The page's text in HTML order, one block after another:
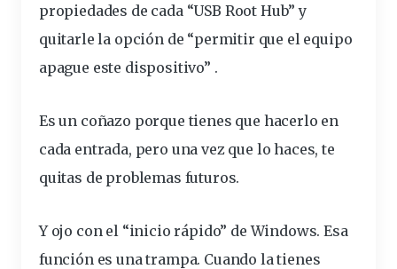
propiedades de cada “USB Root Hub” y
quitarle la opción de “permitir que el equipo
apague este dispositivo” .
Es un coñazo porque tienes que hacerlo en
cada entrada, pero una vez que lo haces, te
quitas de problemas futuros.
Y ojo con el “inicio rápido” de Windows. Esa
función es una trampa. Cuando la tienes